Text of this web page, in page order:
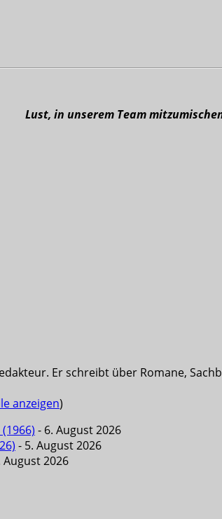
Lust, in unserem Team
Er schreibt über Romane,
anzeigen)
- 6. August 2026
- 5. August 2026
August 2026